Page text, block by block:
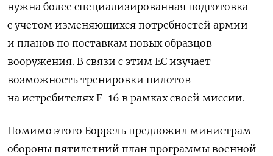
нужна более специализированная подготовка
с учетом изменяющихся потребностей армии
и планов по поставкам новых образцов
вооружения. В связи с этим ЕС изучает
возможность тренировки пилотов
на истребителях F-16 в рамках своей миссии.
Помимо этого Боррель предложил министрам
обороны пятилетний план программы военной